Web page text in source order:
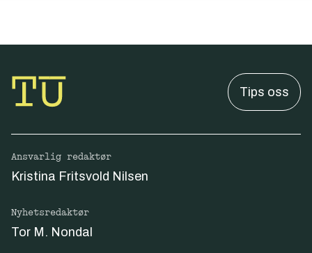
Tips oss
Ansvarlig redaktør
Kristina Fritsvold Nilsen
Nyhetsredaktør
Tor M. Nondal